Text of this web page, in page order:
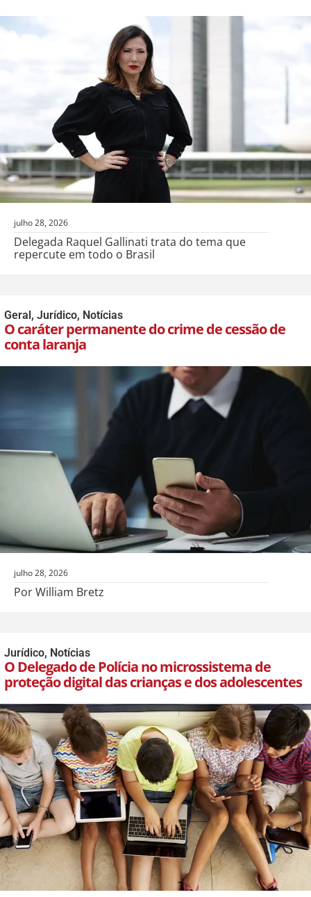
julho 28, 2026
Delegada Raquel Gallinati trata do tema que
repercute em todo o Brasil
Geral, Jurídico, Notícias
O caráter permanente do crime de cessão de
conta laranja
julho 28, 2026
Por William Bretz
Jurídico, Notícias
O Delegado de Polícia no microssistema de
proteção digital das crianças e dos adolescentes